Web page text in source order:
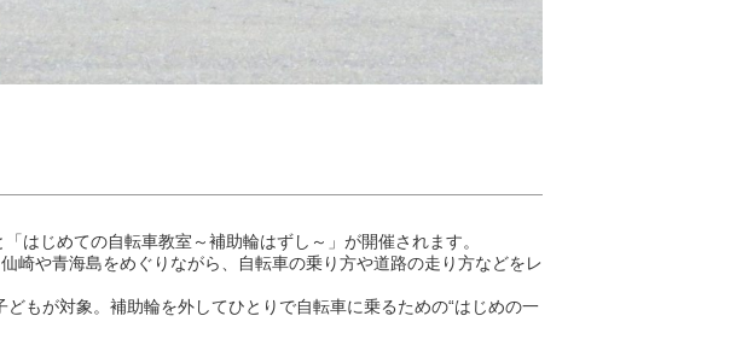
はじめての自転車教室～補助輪はずし～」が開催されます。
崎や青海島をめぐりながら、自転車の乗り方や道路の走り方などをレ
もが対象。補助輪を外してひとりで自転車に乗るための“はじめの一